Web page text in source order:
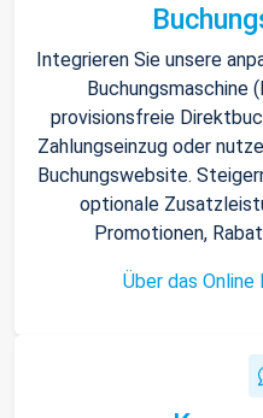
Integrieren Sie unsere
Buchungsmaschine
provisionsfreie
Zahlungseinzug oder
Buchungswebsite.
optionale
Promotionen,
Über das